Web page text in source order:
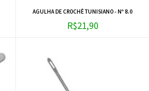
AGULHA DE CROCHÊ TUNISIANO - Nº 8.0
R$21,90